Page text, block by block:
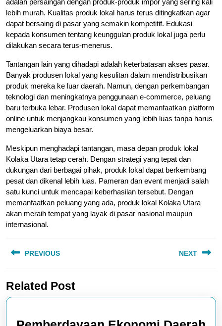
adalah persaingan dengan produk-produk impor yang sering kali
lebih murah. Kualitas produk lokal harus terus ditingkatkan agar
dapat bersaing di pasar yang semakin kompetitif. Edukasi
kepada konsumen tentang keunggulan produk lokal juga perlu
dilakukan secara terus-menerus.
Tantangan lain yang dihadapi adalah keterbatasan akses pasar.
Banyak produsen lokal yang kesulitan dalam mendistribusikan
produk mereka ke luar daerah. Namun, dengan perkembangan
teknologi dan meningkatnya penggunaan e-commerce, peluang
baru terbuka lebar. Produsen lokal dapat memanfaatkan platform
online untuk menjangkau konsumen yang lebih luas tanpa harus
mengeluarkan biaya besar.
Meskipun menghadapi tantangan, masa depan produk lokal
Kolaka Utara tetap cerah. Dengan strategi yang tepat dan
dukungan dari berbagai pihak, produk lokal dapat berkembang
pesat dan dikenal lebih luas. Pameran dan event menjadi salah
satu kunci untuk mencapai keberhasilan tersebut. Dengan
memanfaatkan peluang yang ada, produk lokal Kolaka Utara
akan meraih tempat yang layak di pasar nasional maupun
internasional.
navigation
PREVIOUS
post:
NEXT
Related Post